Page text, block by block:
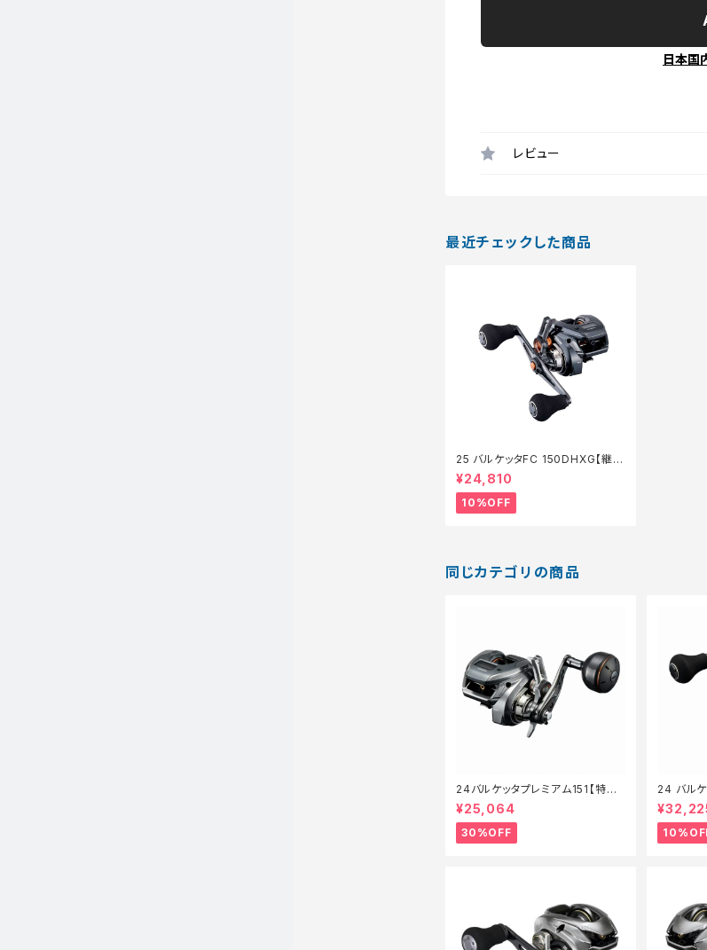
日本国
レビュー
最近チェックした商品
25 バルケッタFC 150DHXG【継続
セール_リール】【10】
¥24,810
10%OFF
同じカテゴリの商品
24バルケッタプレミアム151【特価
リール】【30】
¥25,064
30%OFF
24 バルケ
G【継続セ